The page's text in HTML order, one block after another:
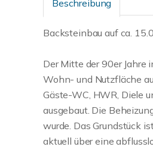
Beschreibung
Backsteinbau auf ca.
Der Mitte der 90er Jahre
Wohn- und Nutzfläche
Gäste-WC, HWR, Diele
ausgebaut. Die
wurde. Das Grundstück
aktuell über eine